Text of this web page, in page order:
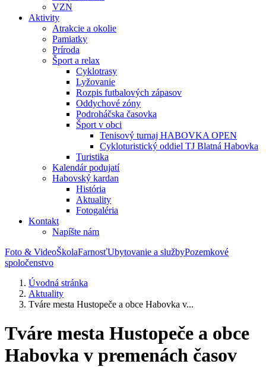
VZN
Aktivity
Atrakcie a okolie
Pamiatky
Príroda
Šport a relax
Cyklotrasy
Lyžovanie
Rozpis futbalových zápasov
Oddychové zóny
Podroháčska časovka
Šport v obci
Tenisový turnaj HABOVKA OPEN
Cykloturistický oddiel TJ Blatná Habovka
Turistika
Kalendár podujatí
Habovský kardan
História
Aktuality
Fotogaléria
Kontakt
Napíšte nám
Foto & VideoŠkolaFarnosťUbytovanie a službyPozemkové
spoločenstvo
Úvodná stránka
Aktuality
Tváre mesta Hustopeče a obce Habovka v...
Tváre mesta Hustopeče a obce
Habovka v premenách časov